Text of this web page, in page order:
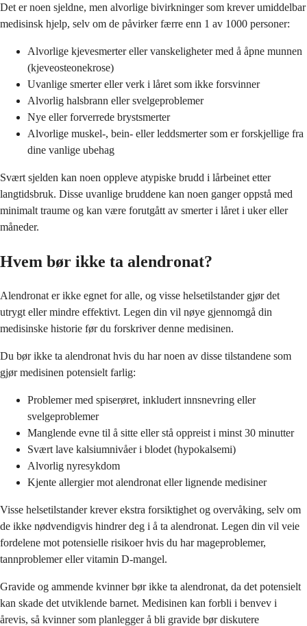
Det er noen sjeldne, men alvorlige bivirkninger som krever umiddelbar
medisinsk hjelp, selv om de påvirker færre enn 1 av 1000 personer:
Alvorlige kjevesmerter eller vanskeligheter med å åpne munnen
(kjeveosteonekrose)
Uvanlige smerter eller verk i låret som ikke forsvinner
Alvorlig halsbrann eller svelgeproblemer
Nye eller forverrede brystsmerter
Alvorlige muskel-, bein- eller leddsmerter som er forskjellige fra
dine vanlige ubehag
Svært sjelden kan noen oppleve atypiske brudd i lårbeinet etter
langtidsbruk. Disse uvanlige bruddene kan noen ganger oppstå med
minimalt traume og kan være forutgått av smerter i låret i uker eller
måneder.
Hvem bør ikke ta alendronat?
Alendronat er ikke egnet for alle, og visse helsetilstander gjør det
utrygt eller mindre effektivt. Legen din vil nøye gjennomgå din
medisinske historie før du forskriver denne medisinen.
Du bør ikke ta alendronat hvis du har noen av disse tilstandene som
gjør medisinen potensielt farlig:
Problemer med spiserøret, inkludert innsnevring eller
svelgeproblemer
Manglende evne til å sitte eller stå oppreist i minst 30 minutter
Svært lave kalsiumnivåer i blodet (hypokalsemi)
Alvorlig nyresykdom
Kjente allergier mot alendronat eller lignende medisiner
Visse helsetilstander krever ekstra forsiktighet og overvåking, selv om
de ikke nødvendigvis hindrer deg i å ta alendronat. Legen din vil veie
fordelene mot potensielle risikoer hvis du har mageproblemer,
tannproblemer eller vitamin D-mangel.
Gravide og ammende kvinner bør ikke ta alendronat, da det potensielt
kan skade det utviklende barnet. Medisinen kan forbli i benvev i
årevis, så kvinner som planlegger å bli gravide bør diskutere